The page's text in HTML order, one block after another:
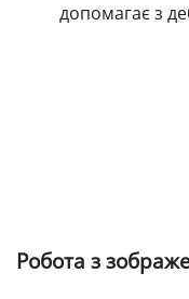
допомагає з
Робота з